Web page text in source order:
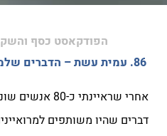
הפודקאסט כסף
86. עמית עשת – הדברים שלמדתי ממרואייני הפודקאסט
אחרי שראיינתי כ-80 אנשים שונים ומיוחדים החלטתי לרכז
דברים שהיו משותפים